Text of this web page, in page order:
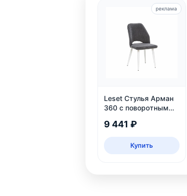
Leset Стулья Арман
360 с поворотным
9 441 ₽
Купить
реклама